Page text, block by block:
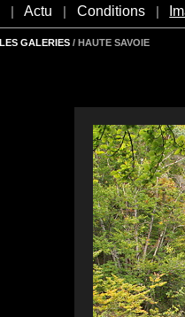
Actu Conditions
LES GALERIES / HAUTE SAVOIE